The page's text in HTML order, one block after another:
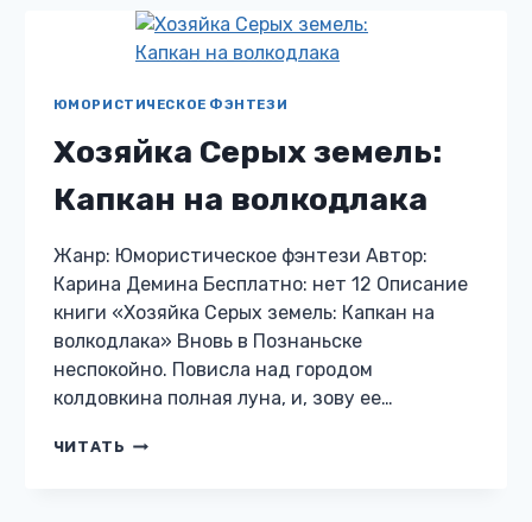
ЮМОРИСТИЧЕСКОЕ ФЭНТЕЗИ
Хозяйка Серых земель:
Капкан на волкодлака
Жанр: Юмористическое фэнтези Автор:
Карина Демина Бесплатно: нет 12 Описание
книги «Хозяйка Серых земель: Капкан на
волкодлака» Вновь в Познаньске
неспокойно. Повисла над городом
колдовкина полная луна, и, зову ее…
ЧИТАТЬ ХОЗЯЙКА